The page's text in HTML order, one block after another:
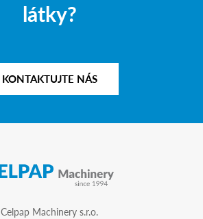
látky?
KONTAKTUJTE NÁS
Celpap Machinery s.r.o.